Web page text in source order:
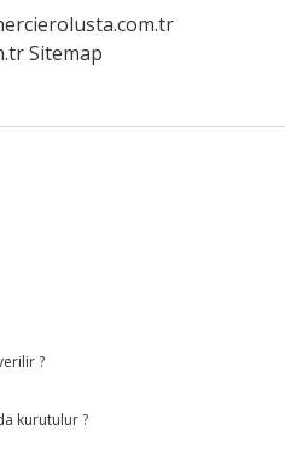
Sitemap
?
kurutulur ?